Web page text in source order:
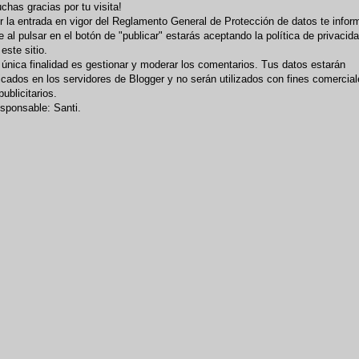
gracias por tu visita!
la entrada en vigor del Reglamento General de Protección de datos te
al pulsar en el botón de "publicar" estarás aceptando la política de
sitio.
finalidad es gestionar y moderar los comentarios. Tus datos estarán
en los servidores de Blogger y no serán utilizados con fines
Santi.